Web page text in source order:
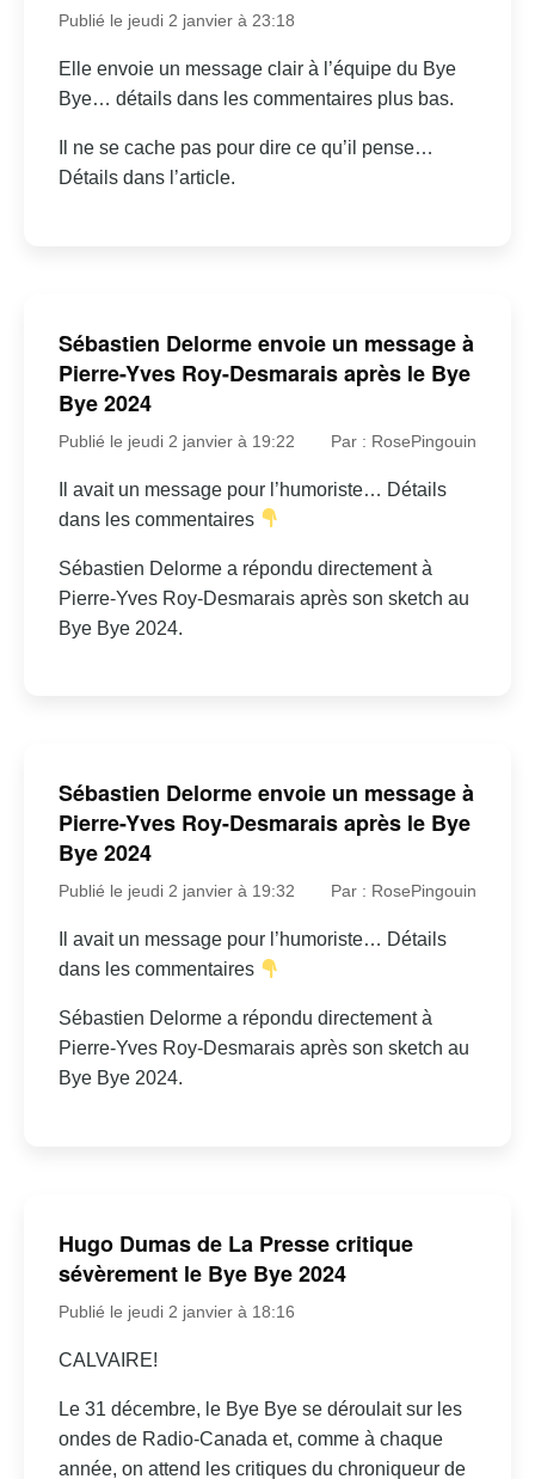
Publié le jeudi 2 janvier à 23:18
Elle envoie un message clair à l’équipe du Bye
Bye… détails dans les commentaires plus bas.
Il ne se cache pas pour dire ce qu’il pense…
Détails dans l’article.
Sébastien Delorme envoie un message à
Pierre-Yves Roy-Desmarais après le Bye
Bye 2024
Publié le jeudi 2 janvier à 19:22 Par : RosePingouin
Il avait un message pour l’humoriste… Détails
dans les commentaires
Sébastien Delorme a répondu directement à
Pierre-Yves Roy-Desmarais après son sketch au
Bye Bye 2024.
Sébastien Delorme envoie un message à
Pierre-Yves Roy-Desmarais après le Bye
Bye 2024
Publié le jeudi 2 janvier à 19:32 Par : RosePingouin
Il avait un message pour l’humoriste… Détails
dans les commentaires
Sébastien Delorme a répondu directement à
Pierre-Yves Roy-Desmarais après son sketch au
Bye Bye 2024.
Hugo Dumas de La Presse critique
sévèrement le Bye Bye 2024
Publié le jeudi 2 janvier à 18:16
CALVAIRE!
Le 31 décembre, le Bye Bye se déroulait sur les
ondes de Radio-Canada et, comme à chaque
année, on attend les critiques du chroniqueur de